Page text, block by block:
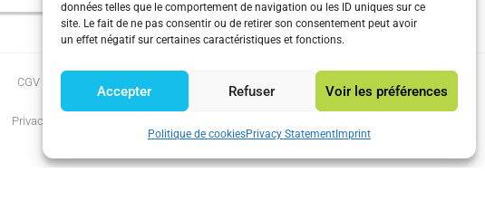
données telles que le comportement de navigation ou les ID uniques sur ce
site. Le fait de ne pas consentir ou de retirer son consentement peut avoir
un effet négatif sur certaines caractéristiques et fonctions.
Accepter Refuser Voir les préférences
Politique de cookiesPrivacy Statement Imprint
CGV
Privacy Statement (EU)